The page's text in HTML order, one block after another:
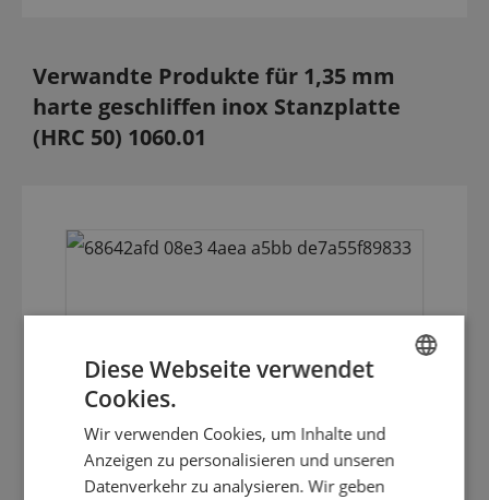
Verwandte Produkte für 1,35 mm
harte geschliffen inox Stanzplatte
(HRC 50) 1060.01
4 mm Trägerplatte inox gehärtert und
DUTCH
Diese Webseite verwendet
Cookies.
Wir verwenden Cookies, um Inhalte und
Anzeigen zu personalisieren und unseren
Datenverkehr zu analysieren. Wir geben